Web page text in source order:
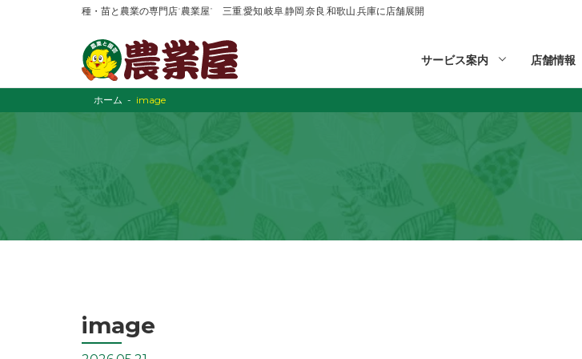
種・苗と農業の専門店“農業屋” 三重,愛知,岐阜,静岡,奈良,和歌山,兵庫に店舗展開
サービス案内 店舗情報
ホーム image
image